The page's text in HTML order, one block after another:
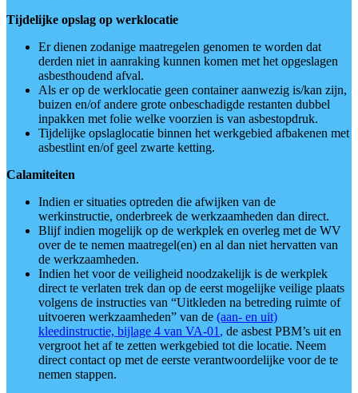
Tijdelijke opslag op werklocatie
Er dienen zodanige maatregelen genomen te worden dat
derden niet in aanraking kunnen komen met het opgeslagen
asbesthoudend afval.
Als er op de werklocatie geen container aanwezig is/kan zijn,
buizen en/of andere grote onbeschadigde restanten dubbel
inpakken met folie welke voorzien is van asbestopdruk.
Tijdelijke opslaglocatie binnen het werkgebied afbakenen met
asbestlint en/of geel zwarte ketting.
Calamiteiten
Indien er situaties optreden die afwijken van de
werkinstructie, onderbreek de werkzaamheden dan direct.
Blijf indien mogelijk op de werkplek en overleg met de WV
over de te nemen maatregel(en) en al dan niet hervatten van
de werkzaamheden.
Indien het voor de veiligheid noodzakelijk is de werkplek
direct te verlaten trek dan op de eerst mogelijke veilige plaats
volgens de instructies van “Uitkleden na betreding ruimte of
uitvoeren werkzaamheden” van de (aan- en uit)
kleedinstructie, bijlage 4 van VA-01 , de asbest PBM’s uit en
vergroot het af te zetten werkgebied tot die locatie. Neem
direct contact op met de eerste verantwoordelijke voor de te
nemen stappen.